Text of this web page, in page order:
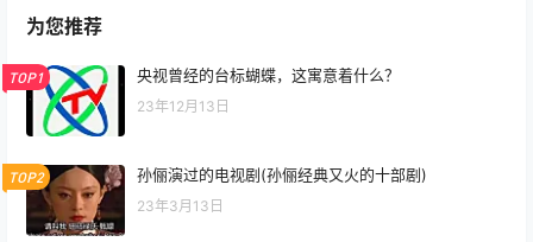
为您推荐
TOP1 央视曾经的台标蝴蝶，这寓意着什么？
23年12月13日
TOP2 孙俪演过的电视剧(孙俪经典又火的十部剧)
23年3月13日